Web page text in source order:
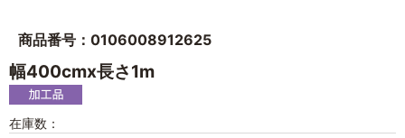
商品番号：0106008912625
幅400cmx長さ1m
在庫数：